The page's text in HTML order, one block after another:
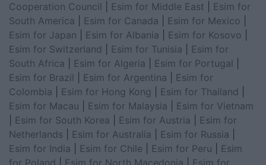
Cooperation Council
Esim for Middle East
Esim for
South America
Esim for Canada Esim for Mexico
Esim for Japan
Esim for Albania Esim for Kosovo
Esim for Switzerland
Esim for Tunisia
Esim for
South Africa
Esim for Algeria Esim for Portugal
Esim for Brazil
Esim for Argentina
Esim for
Colombia
Esim for Hong Kong Esim for Thailand
Esim for Macau
Esim for Malaysia
Esim for Vietnam
Esim for South Korea Esim for Austria
Esim for
Netherlands
Esim for Australia Esim for Russia
Esim for India
Esim for Chile Esim for Peru
Esim